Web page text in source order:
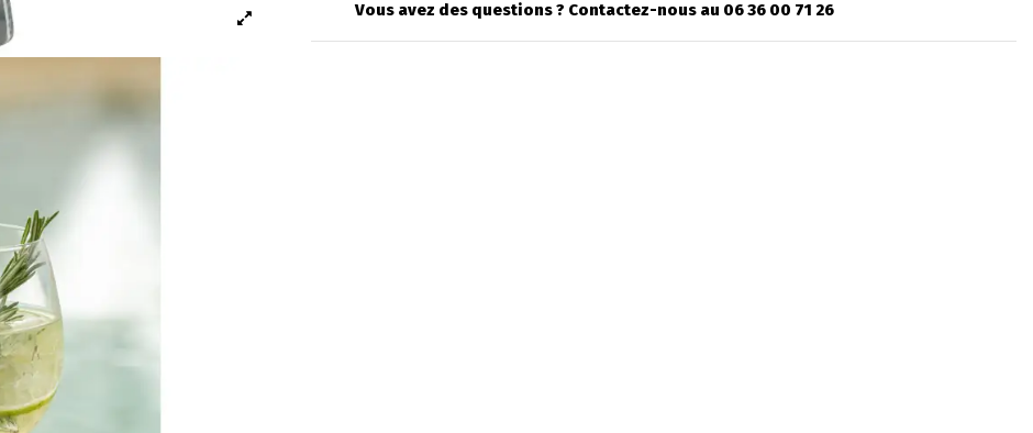
Vous avez des questions ? Contactez-nous au 06 36 00 71 26